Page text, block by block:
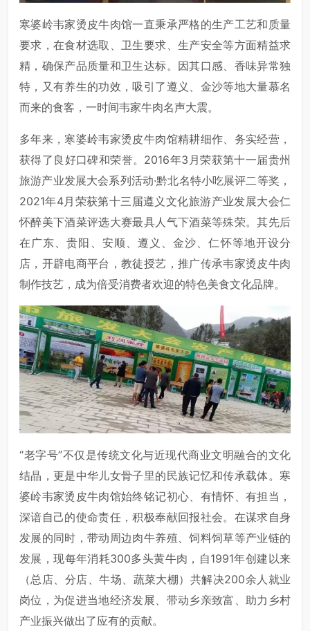
寒婆岭韦家烫皮牛肉馆一直秉承严格的生产工艺和质量
要求，在食材选取、卫生要求、生产安全等方面精益求
精，确保产品质量和卫生达标。因其口感、香味异常独
特，又有养生的功效，吸引了遵义、金沙等地大量慕名
而来的食客，一时间韦家牛肉名声大震。
多年来，寒婆岭韦家烫皮牛肉馆精耕细作、务实经营，
获得了良好口碑和荣誉。2016年3月荣获第十一届贵州
旅游产业发展大会系列活动·黔北名特小吃展评二等奖，
2021年4月荣获第十三届遵义文化旅游产业发展大会仁
怀醉美下酒菜评选大赛最具人气下酒菜等殊荣。其先后
在广东、贵阳、安顺、遵义、金沙、仁怀等地开设分
店，开辟电商平台，教徒授艺，推广传承韦家烫皮牛肉
制作技艺，成为倍受消费者欢迎的特色美食文化品牌。
“老字号”不仅是传统文化与近现代商业文明融合的文化
结晶，更是中华儿女骨子里的民族记忆和传承载体。寒
婆岭韦家烫皮牛肉馆始终铭记初心、有情怀、有担当，
深谙自己的使命责任，积极奉献回报社会。在谋求自身
发展的同时，带动周边肉牛养殖、饲料饲草等产业链的
发展，现每年消耗300多头黄牛肉，自1991年创建以来
（总店、分店、牛场、蔬菜大棚）共解决200余人就业
岗位，为促进当地经济发展、带动乡亲致富、助力乡村
产业振兴做出了应有的贡献。